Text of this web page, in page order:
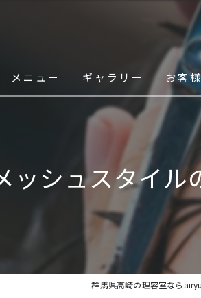
メニュー ギャラリー お客
ッシュスタイル
群馬県高崎の理容室なら